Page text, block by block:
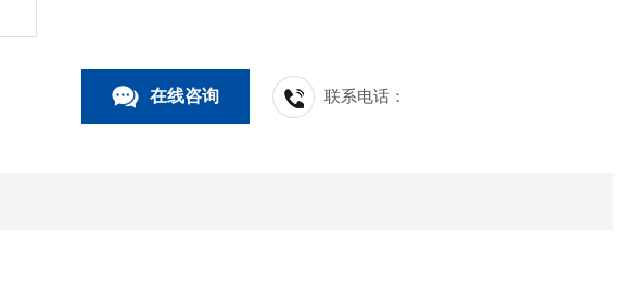
在线咨询 联系电话：